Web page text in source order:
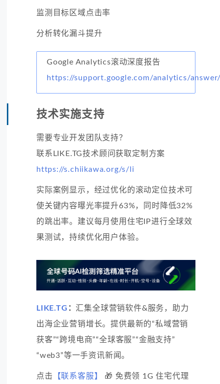
监测目标区域点击率
分析转化漏斗提升
Google Analytics滚动深度报告
https://support.google.com/analytics/
技术实施支持
需要专业开发团队支持？
联系LIKE.TG技术顾问获取定制方案
https://s.chiikawa.org/s/li
实际案例显示，经过优化的滚动定位技术可
使关键内容曝光率提升63%，同时降低32%
的跳出率。建议每月使用住宅IP进行全球效
果测试，持续优化用户体验。
LIKE.TG ： 汇集全球营销软件&服务，助力
出海企业营销增长。提供最新的“私域营销
获客”“跨境电商”“全球客服”“金融支持”
“web3”等一手资讯新闻。
点击 【联系客服】
🎁 免费领 1G 住宅代理